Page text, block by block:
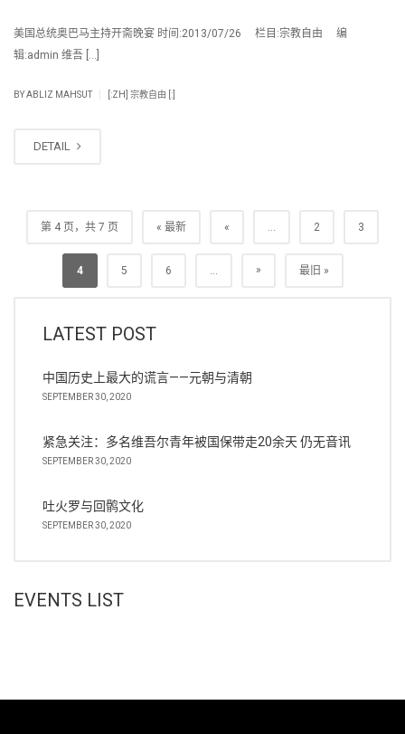
美国总统奥巴马主持开斋晚宴 时间:2013/07/26 栏目:宗教自由 编
辑:admin 维吾 […]
BYABLIZ MAHSUT [:ZH] 宗教自由 [:]
DETAIL
第 4 页，共 7 页 « 最新 « ... 2 3
4 5 6 ... » 最旧 »
LATEST POST
中国历史上最大的谎言——元朝与清朝
SEPTEMBER 30, 2020
紧急关注：多名维吾尔青年被国保带走20余天 仍无音讯
SEPTEMBER 30, 2020
吐火罗与回鹘文化
SEPTEMBER 30, 2020
EVENTS LIST